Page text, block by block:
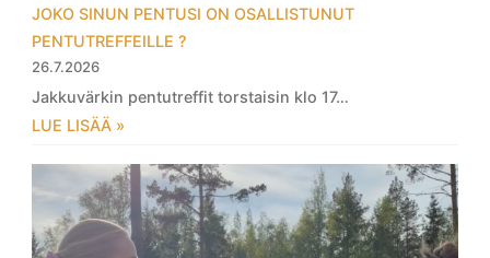
JOKO SINUN PENTUSI ON OSALLISTUNUT
PENTUTREFFEILLE ?
26.7.2026
Jakkuvärkin pentutreffit torstaisin klo 17…
LUE LISÄÄ »